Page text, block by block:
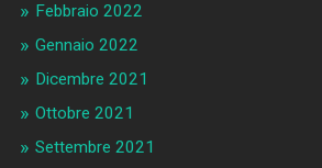
Febbraio 2022
Gennaio 2022
Dicembre 2021
Ottobre 2021
Settembre 2021